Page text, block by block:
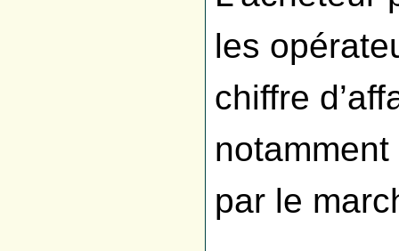
les
chiffre
par le